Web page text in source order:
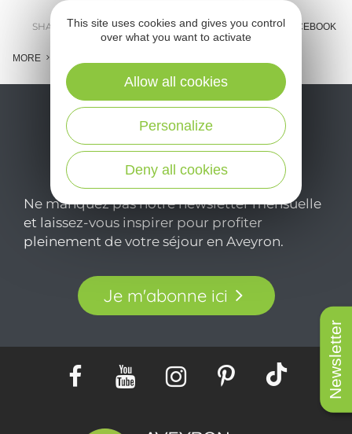
Newsletter
SHARE : E-MAIL MESSENGER FACEBOOK
MORE
Ne manquez pas notre newsletter mensuelle
et laissez-vous inspirer pour profiter
pleinement de votre séjour en Aveyron.
Je m'abonne ici
This site uses cookies and gives you control
over what you want to activate
Deny all cookies
Personalize
Allow all cookies